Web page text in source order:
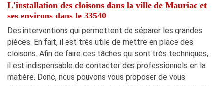
L'installation des cloisons dans la ville de Mauriac et
ses environs dans le 33540
Des interventions qui permettent de séparer les grandes
pièces. En fait, il est très utile de mettre en place des
cloisons. Afin de faire ces tâches qui sont très techniques,
il est indispensable de contacter des professionnels en la
matière. Donc, nous pouvons vous proposer de vous